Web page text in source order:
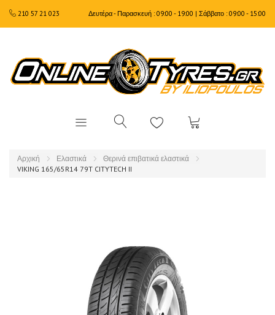
210 57 21 023 Δευτέρα - Παρασκευή : 09:00 - 19:00 | Σάββατο : 09:00 - 15:00
Αρχική Ελαστικά
Θερινά επιβατικά ελαστικά
VIKING 165/65R14 79T CITYTECH II